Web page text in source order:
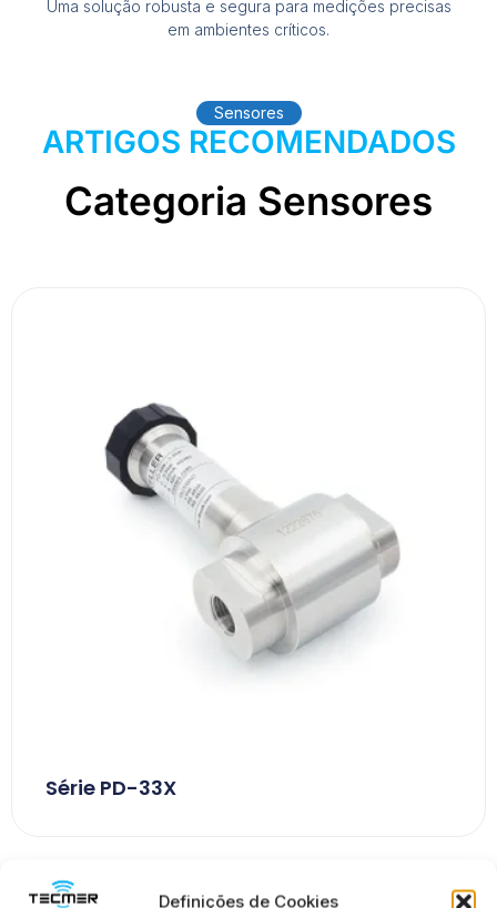
Definições de Cookies
Uma solução robusta e segura para medições precisas
em ambientes críticos.
Sensores
ARTIGOS RECOMENDADOS
Categoria Sensores
Série PD-33X